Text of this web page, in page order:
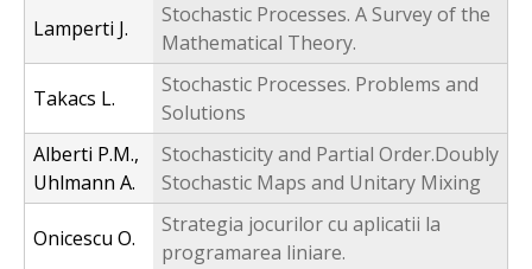
Lamperti J.
Stochastic Processes. A Survey of the
Mathematical Theory.
Takacs L.
Stochastic Processes. Problems and
Solutions
Alberti P.M.,
Uhlmann A.
Stochasticity and Partial Order.Doubly
Stochastic Maps and Unitary Mixing
Onicescu O.
Strategia jocurilor cu aplicatii la
programarea liniare.